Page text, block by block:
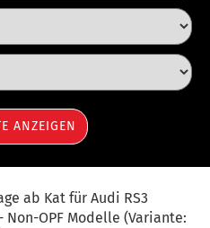
ab Kat für Audi RS3
Non-OPF Modelle (Variante: